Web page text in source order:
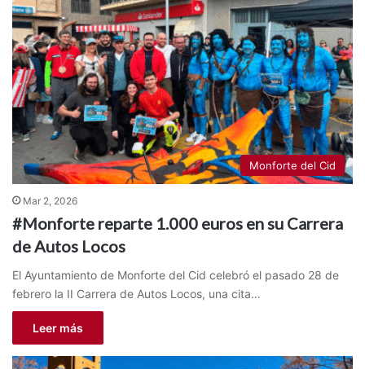
Monforte del Cid
Mar 2, 2026
#Monforte reparte 1.000 euros en su Carrera
de Autos Locos
El Ayuntamiento de Monforte del Cid celebró el pasado 28 de
febrero la II Carrera de Autos Locos, una cita…
Leer más